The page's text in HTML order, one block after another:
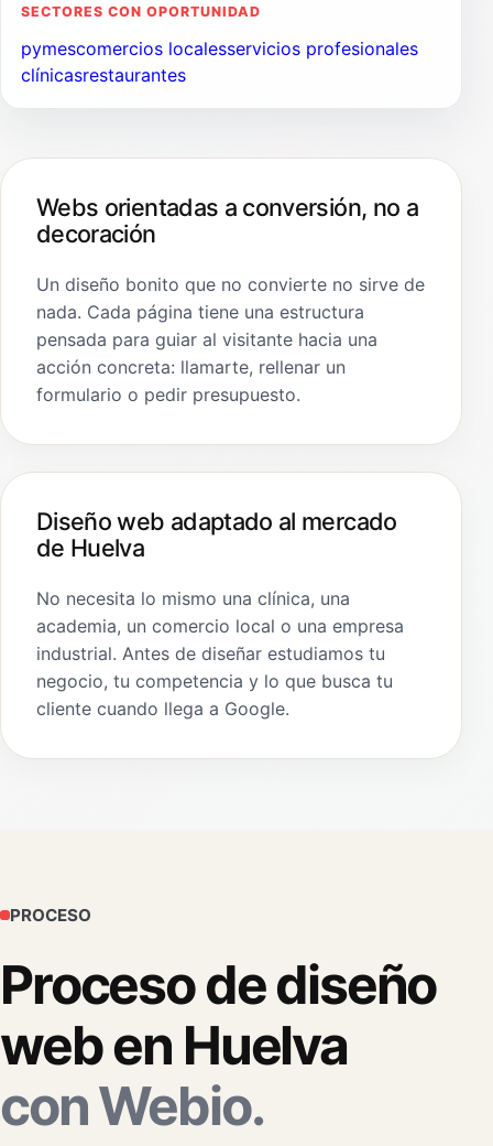
SECTORES CON OPORTUNIDAD
pymescomercios localesservicios profesionales
clínicasrestaurantes
Webs orientadas a conversión, no a
decoración
Un diseño bonito que no convierte no sirve de
nada. Cada página tiene una estructura
pensada para guiar al visitante hacia una
acción concreta: llamarte, rellenar un
formulario o pedir presupuesto.
Diseño web adaptado al mercado
de Huelva
No necesita lo mismo una clínica, una
academia, un comercio local o una empresa
industrial. Antes de diseñar estudiamos tu
negocio, tu competencia y lo que busca tu
cliente cuando llega a Google.
PROCESO
Proceso de diseño
web en Huelva
con Webio.